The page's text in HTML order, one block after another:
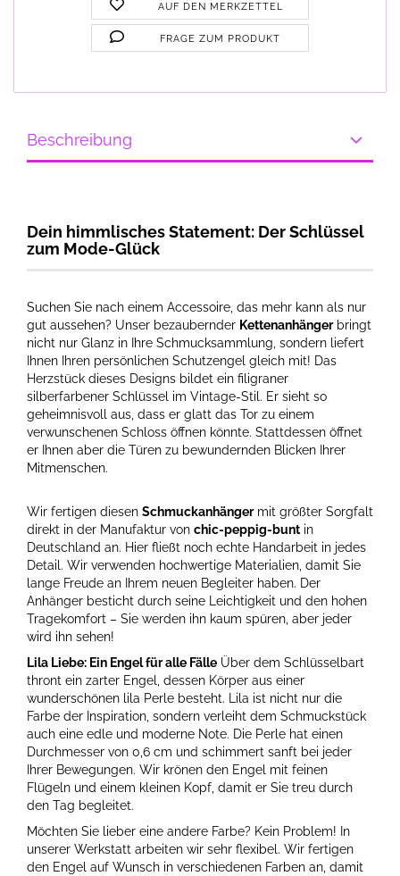
AUF DEN MERKZETTEL
FRAGE ZUM PRODUKT
Beschreibung
Dein himmlisches Statement: Der Schlüssel
zum Mode-Glück
Suchen Sie nach einem Accessoire, das mehr kann als nur
gut aussehen? Unser bezaubernder Kettenanhängerbringt
nicht nur Glanz in Ihre Schmucksammlung, sondern liefert
Ihnen Ihren persönlichen Schutzengel gleich mit! Das
Herzstück dieses Designs bildet ein filigraner
silberfarbener Schlüssel im Vintage-Stil. Er sieht so
geheimnisvoll aus, dass er glatt das Tor zu einem
verwunschenen Schloss öffnen könnte. Stattdessen öffnet
er Ihnen aber die Türen zu bewundernden Blicken Ihrer
Mitmenschen.
Wir fertigen diesen Schmuckanhängermit größter Sorgfalt
direkt in der Manufaktur von chic-peppig-bunt in
Deutschland an. Hier fließt noch echte Handarbeit in jedes
Detail. Wir verwenden hochwertige Materialien, damit Sie
lange Freude an Ihrem neuen Begleiter haben. Der
Anhänger besticht durch seine Leichtigkeit und den hohen
Tragekomfort – Sie werden ihn kaum spüren, aber jeder
wird ihn sehen!
Lila Liebe: Ein Engel für alle Fälle Über dem Schlüsselbart
thront ein zarter Engel, dessen Körper aus einer
wunderschönen lila Perle besteht. Lila ist nicht nur die
Farbe der Inspiration, sondern verleiht dem Schmuckstück
auch eine edle und moderne Note. Die Perle hat einen
Durchmesser von 0,6 cm und schimmert sanft bei jeder
Ihrer Bewegungen. Wir krönen den Engel mit feinen
Flügeln und einem kleinen Kopf, damit er Sie treu durch
den Tag begleitet.
Möchten Sie lieber eine andere Farbe? Kein Problem! In
unserer Werkstatt arbeiten wir sehr flexibel. Wir fertigen
den Engel auf Wunsch in verschiedenen Farben an, damit